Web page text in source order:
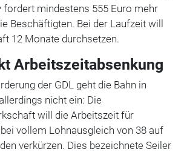
fordert mindestens 555 Euro mehr
Beschäftigten. Bei der Laufzeit will
12 Monate durchsetzen.
Arbeitszeitabsenkung
der GDL geht die Bahn in
nicht ein: Die
will die Arbeitszeit für
vollem Lohnausgleich von 38 auf
verkürzen. Dies bezeichnete Seiler